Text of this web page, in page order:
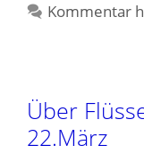
Kommentar
Über
22.März